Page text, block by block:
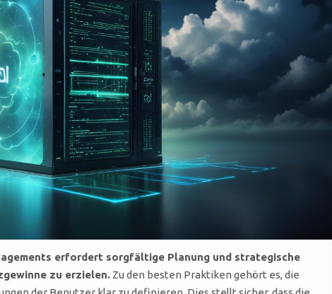
erfordert sorgfältige Planung und strategische
zu erzielen. Zu den besten Praktiken gehört es, die